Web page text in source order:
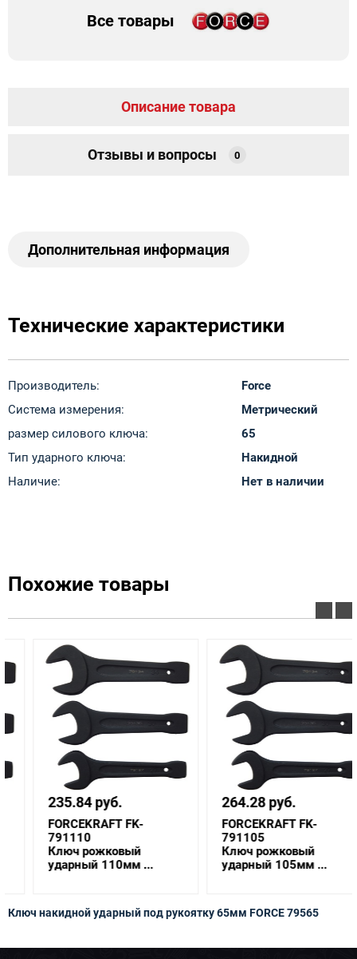
Все товары
Описание товара
Отзывы и вопросы 0
Дополнительная информация
Технические характеристики
Производитель:
Force
Система измерения:
Метрический
размер силового ключа:
65
Тип ударного ключа:
Накидной
Наличие:
Нет в наличии
Похожие товары
235.84 руб.
FORCEKRAFT FK-
791110
Ключ рожковый
ударный 110мм ...
264.28 руб.
FORCEKRAFT FK-
791105
Ключ рожковый
ударный 105мм ...
Ключ накидной ударный под рукоятку 65мм FORCE 79565